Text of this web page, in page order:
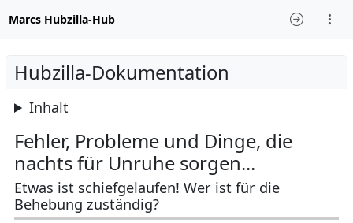
Marcs Hubzilla-Hub
Hubzilla-Dokumentation
Inhalt
Fehler, Probleme und Dinge, die
nachts für Unruhe sorgen...
Etwas ist schiefgelaufen! Wer ist für die
Behebung zuständig?